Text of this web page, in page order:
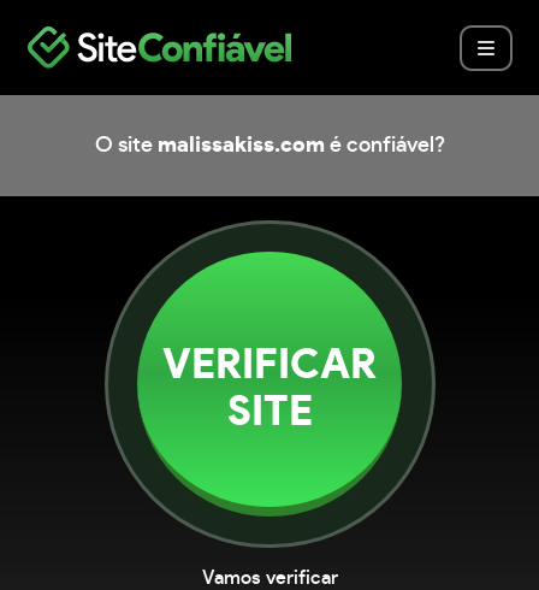
O site malissakiss.com é confiável?
VERIFICAR
SITE
Vamos verificar